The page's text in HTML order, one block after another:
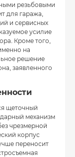
резьбовыми
для гаража,
и сервисных
усилие
Кроме того,
на
решение
заявленного
щеточный
механизм
чрезмерной
корпус
переносит